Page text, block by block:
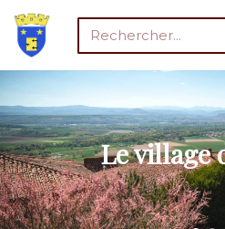
Aller
au
contenu
Le village